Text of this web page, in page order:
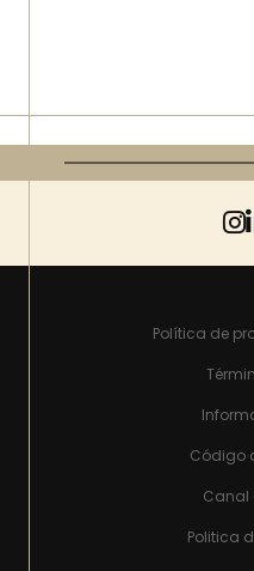
Política de
Código
Canal
Politica